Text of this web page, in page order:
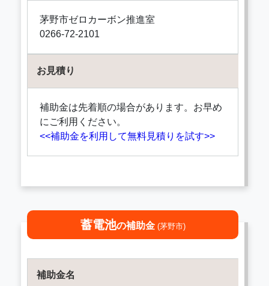
茅野市ゼロカーボン推進室
0266-72-2101
お見積り
補助金は先着順の場合があります。お早め
にご利用ください。
<<補助金を利用して無料見積りを試す>>
蓄電池の補助金 (茅野市)
補助金名